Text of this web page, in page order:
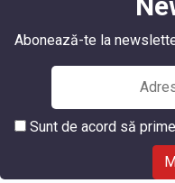
Abonează-te la
Sunt de acord să